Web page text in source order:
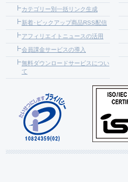
カテゴリー別一括リンク生成
新着･ピックアップ商品RSS配信
アフィリエイトニュースの活用
会員課金サービスの導入
無料ダウンロードサービスについ
て